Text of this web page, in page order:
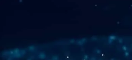
de maintenance, de
sécurité (FDS) pour
formation
réglementation et les